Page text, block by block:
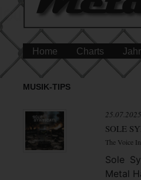
Home Charts
MUSIK-TIPS
25.07.2025
SOLE
The Voice
Sole
Metal